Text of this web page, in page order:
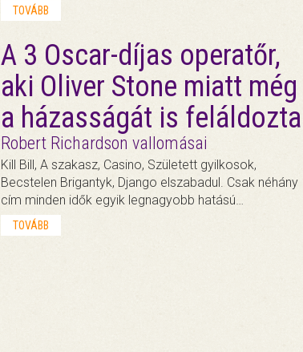
TOVÁBB
A 3 Oscar-díjas operatőr,
aki Oliver Stone miatt még
a házasságát is feláldozta
Robert Richardson vallomásai
Kill Bill, A szakasz, Casino, Született gyilkosok,
Becstelen Brigantyk, Django elszabadul. Csak néhány
cím minden idők egyik legnagyobb hatású…
TOVÁBB